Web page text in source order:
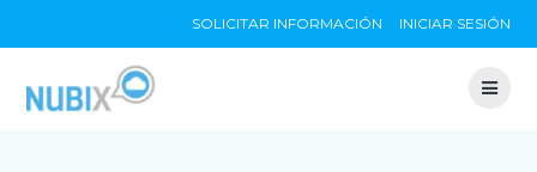
to
SOLICITAR INFORMACIÓN INICIAR SESIÓN